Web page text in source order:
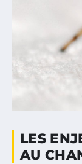
LES
AU